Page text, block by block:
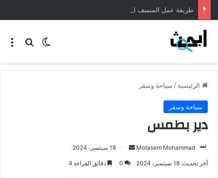
طريقة عمل المنسف الاردني
الرئيسية / سياحة وسفر
سياحة وسفر
دير بطمس
Motasem Mohammad 18 سبتمبر، 2024
آخر تحديث: 18 سبتمبر، 2024 0 دقائق القراءة 4